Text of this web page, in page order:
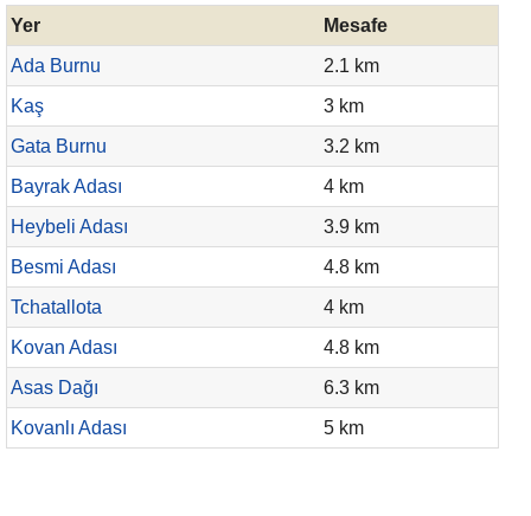
Yer
Mesafe
Ada Burnu
2.1 km
Kaş
3 km
Gata Burnu
3.2 km
Bayrak Adası
4 km
Heybeli Adası
3.9 km
Besmi Adası
4.8 km
Tchatallota
4 km
Kovan Adası
4.8 km
Asas Dağı
6.3 km
Kovanlı Adası
5 km